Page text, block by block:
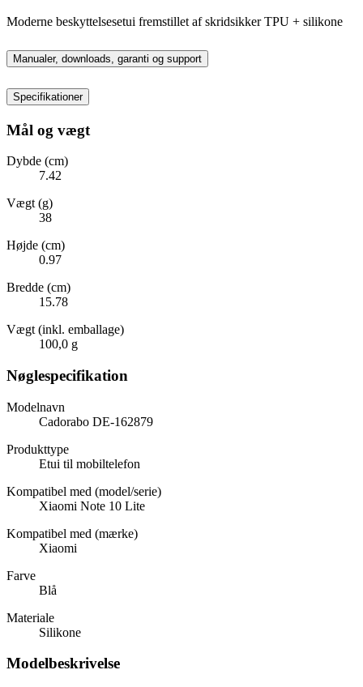
Moderne beskyttelsesetui fremstillet af skridsikker TPU + silikone
Manualer, downloads, garanti og support
Specifikationer
Mål og vægt
Dybde (cm)
7.42
Vægt (g)
38
Højde (cm)
0.97
Bredde (cm)
15.78
Vægt (inkl. emballage)
100,0 g
Nøglespecifikation
Modelnavn
Cadorabo DE-162879
Produkttype
Etui til mobiltelefon
Kompatibel med (model/serie)
Xiaomi Note 10 Lite
Kompatibel med (mærke)
Xiaomi
Farve
Blå
Materiale
Silikone
Modelbeskrivelse